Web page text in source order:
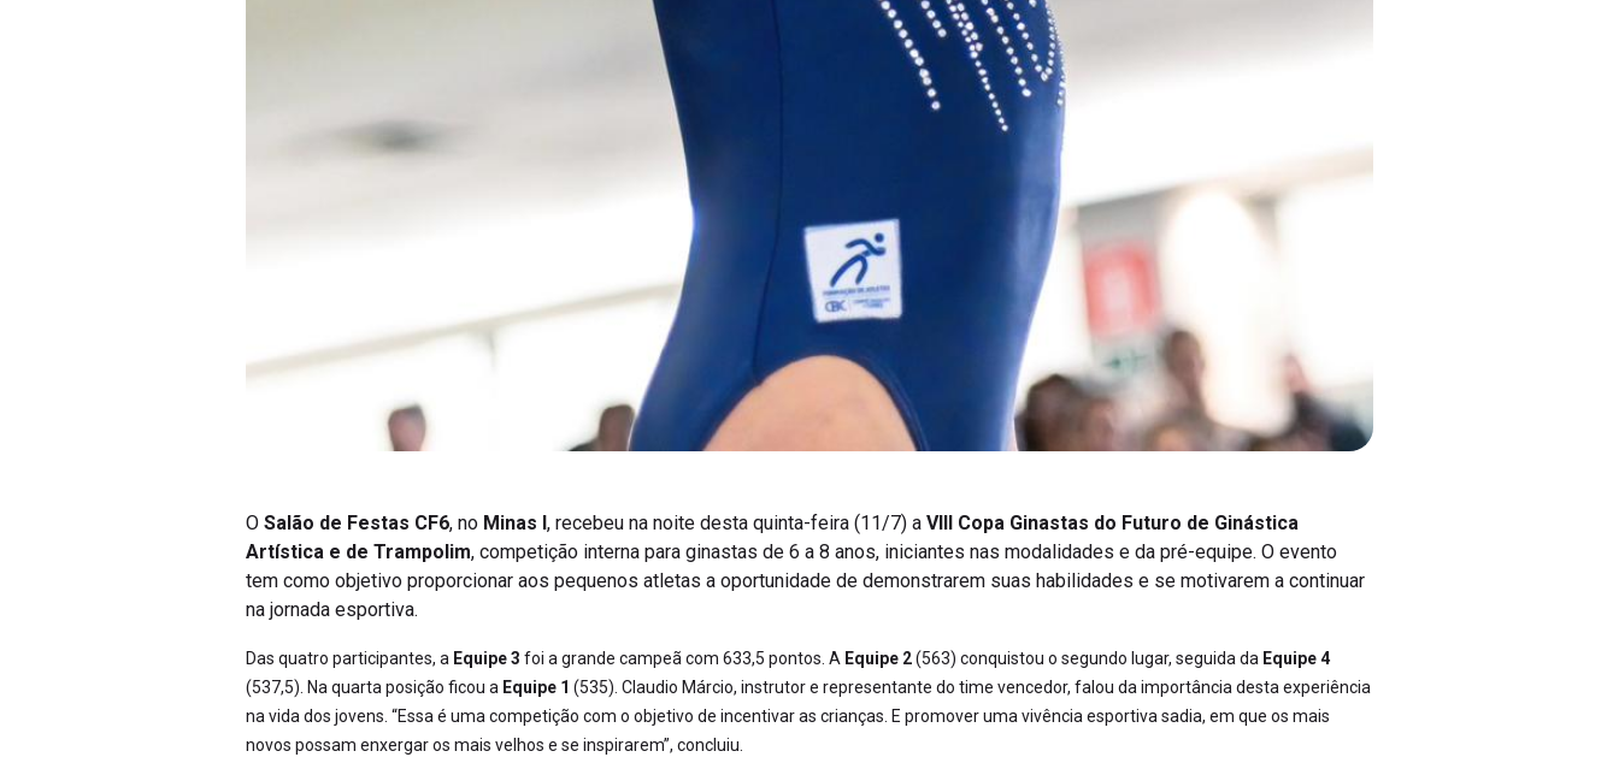
O Salão de Festas CF6, no Minas I , recebeu na noite desta quinta-feira (11/7) a VIII Copa Ginastas do Futuro de Ginástica
Artística e de Trampolim, competição interna para ginastas de 6 a 8 anos, iniciantes nas modalidades e da pré-equipe. O evento
tem como objetivo proporcionar aos pequenos atletas a oportunidade de demonstrarem suas habilidades e se motivarem a continuar
na jornada esportiva.
Das quatro participantes, a Equipe 3 foi a grande campeã com 633,5 pontos. A Equipe 2(563) conquistou o segundo lugar, seguida da Equipe 4
(537,5). Na quarta posição ficou a Equipe 1 (535). Claudio Márcio, instrutor e representante do time vencedor, falou da importância desta experiência
na vida dos jovens. “Essa é uma competição com o objetivo de incentivar as crianças. E promover uma vivência esportiva sadia, em que os mais
novos possam enxergar os mais velhos e se inspirarem”, concluiu.